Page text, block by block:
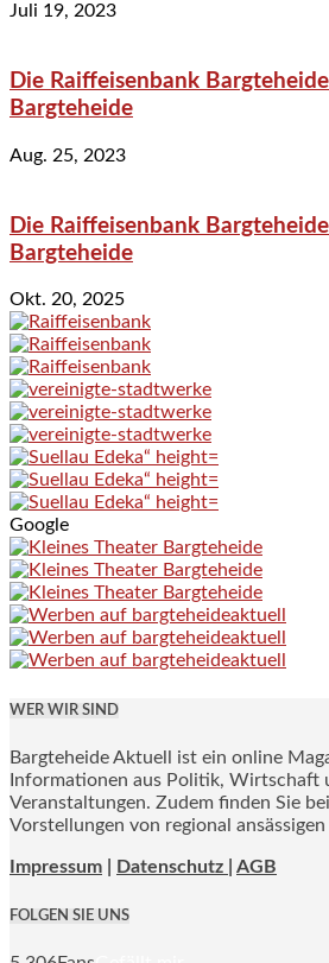
Juli 19, 2023
Die Raiffeisenbank
Bargteheide
Aug. 25, 2023
Die Raiffeisenbank
Bargteheide
Okt. 20, 2025
Google
WER WIR SIND
Bargteheide Aktuell ist ein online
Informationen aus Politik, Wirtschaft
Veranstaltungen. Zudem finden Sie
Vorstellungen von regional ansässigen
Impressum Datenschutz | AGB
FOLGEN SIE UNS